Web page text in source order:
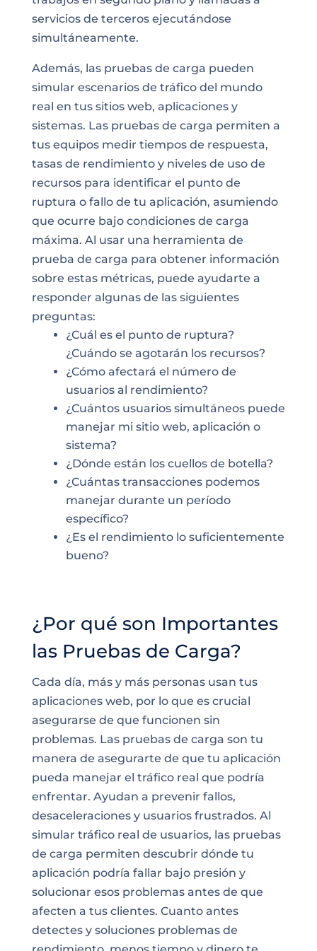
servicios de terceros ejecutándose
simultáneamente.
Además, las pruebas de carga pueden
simular escenarios de tráfico del mundo
real en tus sitios web, aplicaciones y
sistemas. Las pruebas de carga permiten a
tus equipos medir tiempos de respuesta,
tasas de rendimiento y niveles de uso de
recursos para identificar el punto de
ruptura o fallo de tu aplicación, asumiendo
que ocurre bajo condiciones de carga
máxima. Al usar una herramienta de
prueba de carga para obtener información
sobre estas métricas, puede ayudarte a
responder algunas de las siguientes
preguntas:
¿Cuál es el punto de ruptura?
¿Cuándo se agotarán los recursos?
¿Cómo afectará el número de
usuarios al rendimiento?
¿Cuántos usuarios simultáneos puede
manejar mi sitio web, aplicación o
sistema?
¿Dónde están los cuellos de botella?
¿Cuántas transacciones podemos
manejar durante un período
específico?
¿Es el rendimiento lo suficientemente
bueno?
¿Por qué son Importantes
las Pruebas de Carga?
Cada día, más y más personas usan tus
aplicaciones web, por lo que es crucial
asegurarse de que funcionen sin
problemas. Las pruebas de carga son tu
manera de asegurarte de que tu aplicación
pueda manejar el tráfico real que podría
enfrentar. Ayudan a prevenir fallos,
desaceleraciones y usuarios frustrados. Al
simular tráfico real de usuarios, las pruebas
de carga permiten descubrir dónde tu
aplicación podría fallar bajo presión y
solucionar esos problemas antes de que
afecten a tus clientes. Cuanto antes
detectes y soluciones problemas de